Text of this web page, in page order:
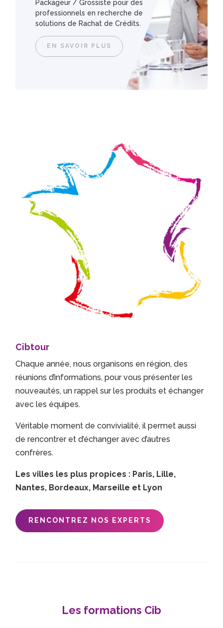
Packageur / Grossiste pour des
professionnels en recherche de
solutions de Rachat de Crédits.
EN SAVOIR PLUS
Cibtour
Chaque année, nous organisons en région, des
réunions d’informations, pour vous présenter les
nouveautés, un rappel sur les produits et échanger
avec les équipes.
Véritable moment de convivialité, il permet aussi
de rencontrer et d’échanger avec d’autres
confrères.
Les villes les plus propices : Paris, Lille,
Nantes, Bordeaux, Marseille et Lyon
RENCONTREZ NOS EXPERTS
Les formations Cib